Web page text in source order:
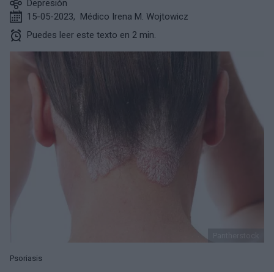
Depresión
15-05-2023, Médico Irena M. Wojtowicz
Puedes leer este texto en 2 min.
Psoriasis